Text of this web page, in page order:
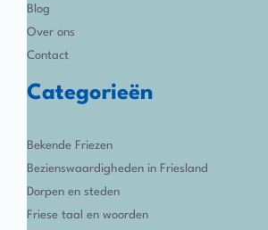
Blog
Over ons
Contact
Categorieën
Bekende Friezen
Bezienswaardigheden in Friesland
Dorpen en steden
Friese taal en woorden